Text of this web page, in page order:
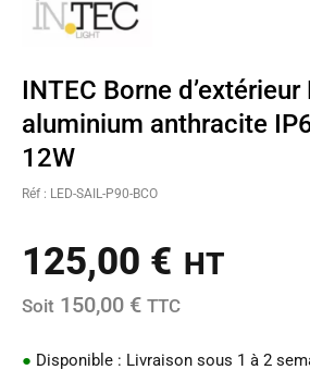
INTEC Borne d’extérieur
aluminium anthracite
12W
Réf : LED-SAIL-P90-BCO
125,00 € HT
Soit 150,00 € TTC
● Disponible : Livraison sous 1 à 2